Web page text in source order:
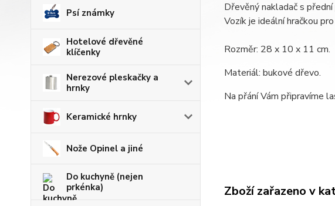
Psí známky
Hotelové dřevěné
klíčenky
Nerezové pleskačky a
hrnky
Keramické hrnky
Nože Opinel a jiné
Do kuchyně (nejen
prkénka)
Dřevěný nakladač s
Vozík je ideální hračkou
Rozměr: 28 x 10 x 11 cm.
Materiál: bukové dřevo.
Na přání Vám připravíme
Zboží zařazeno v